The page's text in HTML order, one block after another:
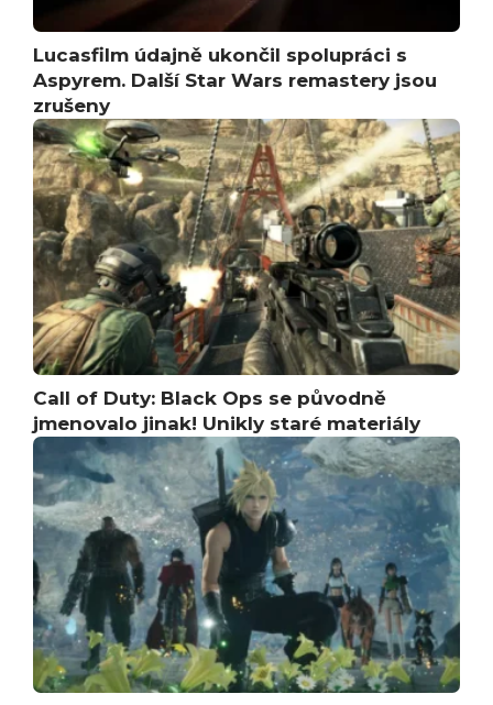
Lucasfilm údajně ukončil spolupráci s
Aspyrem. Další Star Wars remastery jsou
zrušeny
Call of Duty: Black Ops se původně
jmenovalo jinak! Unikly staré materiály